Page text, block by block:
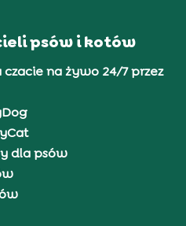
psów i kotów
na żywo 24/7 przez
dla psów